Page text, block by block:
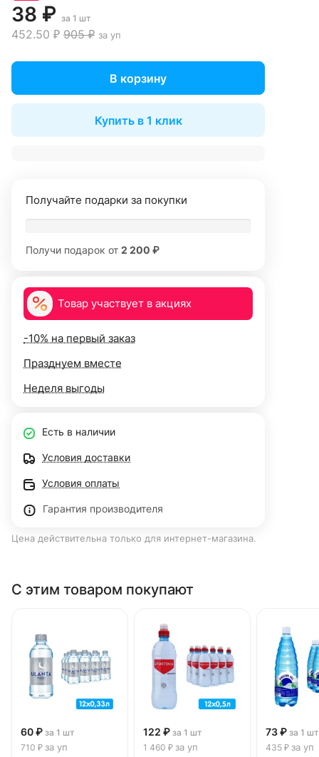
38 ₽ за 1 шт
452.50 ₽ 905 ₽ за уп
В корзину
Купить в 1 клик
Получайте подарки за покупки
Получи подарок от 2 200 ₽
Товар участвует в акциях
-10% на первый заказ
Празднуем вместе
Неделя выгоды
Есть в наличии
Условия доставки
Условия оплаты
Гарантия производителя
Цена действительна только для интернет-магазина.
С этим товаром покупают
60 ₽ за 1 шт
710 ₽ за уп
122 ₽ за 1 шт
1 460 ₽ за уп
73 ₽ за 1 шт
435 ₽ за уп